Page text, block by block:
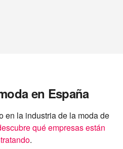
en España
en la industria de la moda de
qué empresas están
.